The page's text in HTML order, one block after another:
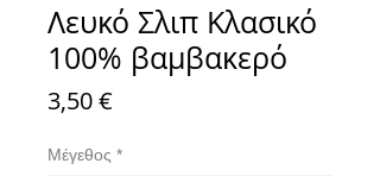
Λευκό Σλιπ Κλασικό
100% βαμβακερό
3,50 €
Μέγεθος *